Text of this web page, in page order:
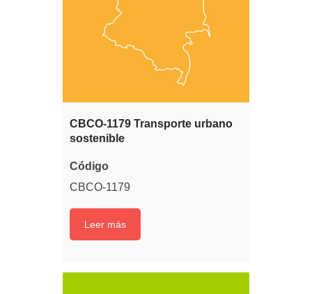
CBCO-1179 Transporte urbano
sostenible
Código
CBCO-1179
Leer más